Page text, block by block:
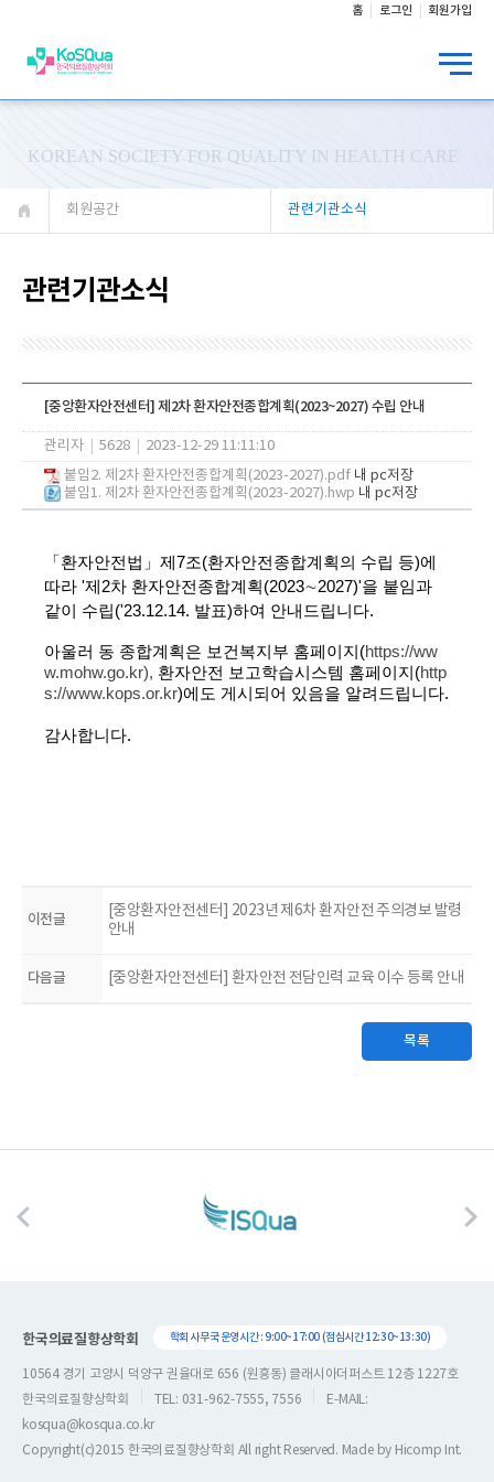
홈 로그인 회원가입
KOREAN SOCIETY FOR QUALITY IN HEALTH CARE
회원공간 관련기관소식
관련기관소식
[중앙환자안전센터] 제2차 환자안전종합계획(2023~2027) 수립 안내
관리자 5628
2023-12-29 11:11:10
붙임2. 제2차 환자안전종합계획(2023-2027).pdf 내 pc저장
붙임1. 제2차 환자안전종합계획(2023-2027).hwp 내 pc저장
「환자안전법」제7조(환자안전종합계획의 수립 등)에
따라 '제2차 환자안전종합계획(2023∼2027)'을 붙임과
같이 수립('23.12.14. 발표)하여 안내드립니다.
아울러 동 종합계획은 보건복지부 홈페이지(https://ww
w.mohw.go.kr), 환자안전 보고학습시스템 홈페이지(http
s://www.kops.or.kr)에도 게시되어 있음을 알려드립니다.
감사합니다.
이전글
[중앙환자안전센터] 2023년 제6차 환자안전 주의경보 발령
안내
다음글 [중앙환자안전센터] 환자안전 전담인력 교육 이수 등록 안내
목록
한국의료질향상학회 학회 사무국 운영시간 : 9:00~17:00 (점심시간 12:30~13:30)
10564 경기 고양시 덕양구 권율대로 656 (원흥동) 클래시아더퍼스트 12층 1227호
한국의료질향상학회
TEL: 031-962-7555, 7556
E-MAIL:
kosqua@kosqua.co.kr
Copyright(c)2015 한국의료질향상학회 All right Reserved. Made by Hicomp Int.